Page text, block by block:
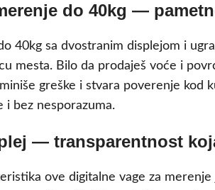
do 40kg —
40kg sa dvostranim displejom i
mesta. Bilo da prodaješ voće i
greške i stvara poverenje
i bez nesporazuma.
— transparentnost
ove digitalne vage za